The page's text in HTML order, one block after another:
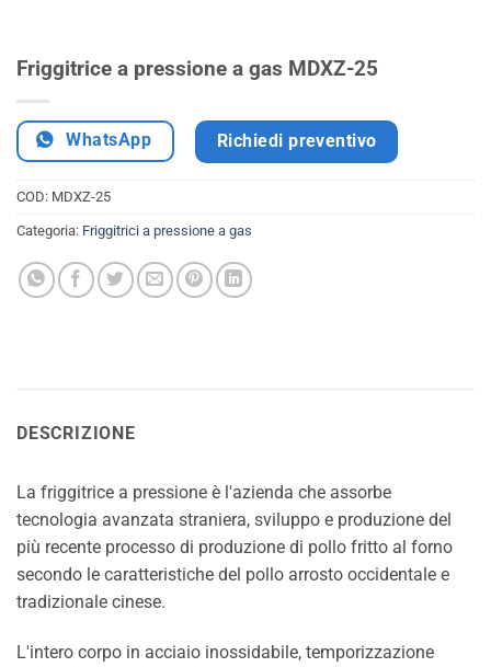
Friggitrice a pressione a gas MDXZ-25
WhatsApp Richiedi preventivo
COD: MDXZ-25
Categoria: Friggitrici a pressione a gas
DESCRIZIONE
La friggitrice a pressione è l'azienda che assorbe
tecnologia avanzata straniera, sviluppo e produzione del
più recente processo di produzione di pollo fritto al forno
secondo le caratteristiche del pollo arrosto occidentale e
tradizionale cinese.
L'intero corpo in acciaio inossidabile, temporizzazione